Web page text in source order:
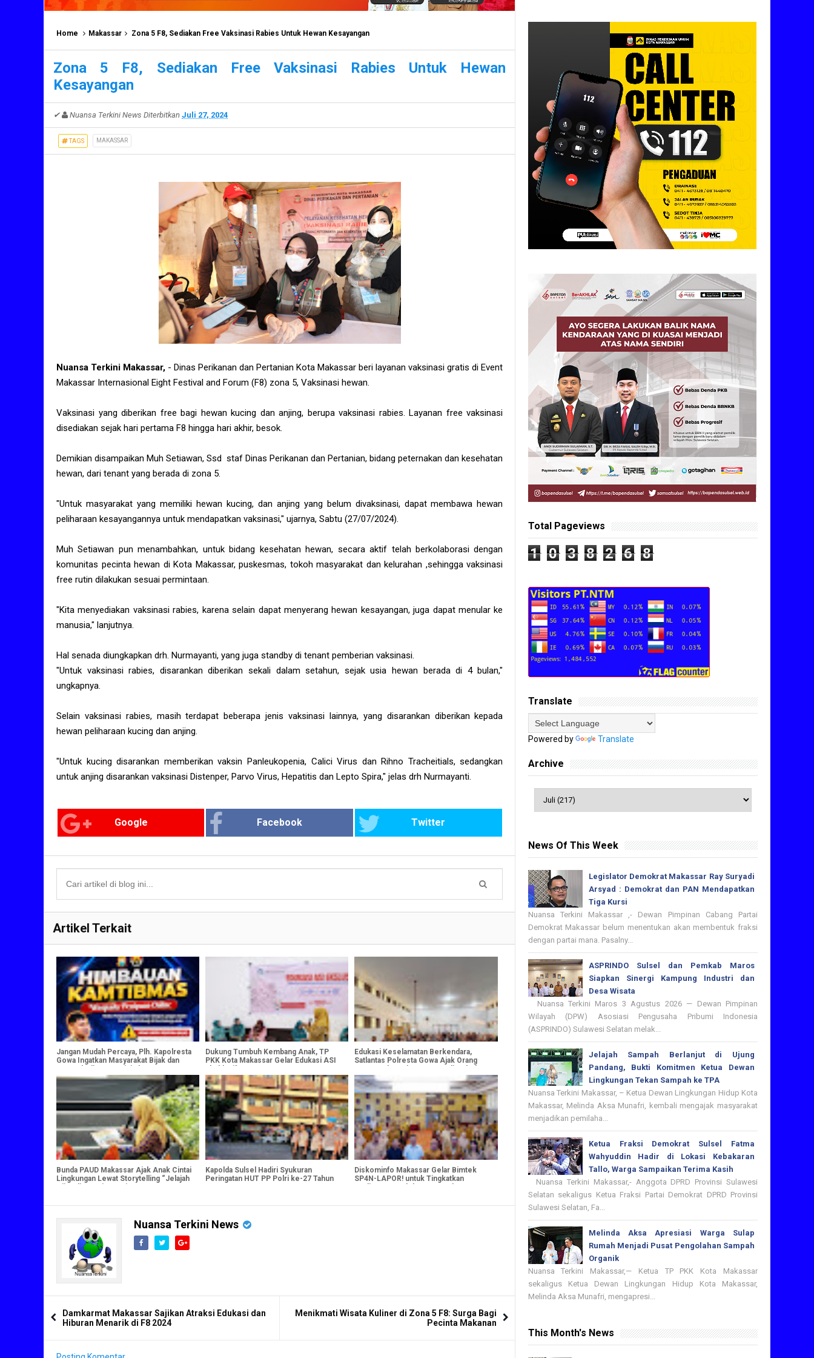
Home Makassar Zona 5 F8, Sediakan Free Vaksinasi Rabies Untuk Hewan Kesayangan
Zona 5 F8, Sediakan Free Vaksinasi Rabies Untuk Hewan
Kesayangan
✔ Nuansa Terkini News Diterbitkan Juli 27, 2024
TAGS MAKASSAR
Nuansa Terkini Makassar, - Dinas Perikanan dan Pertanian Kota Makassar beri layanan vaksinasi gratis di Event
Makassar Internasional Eight Festival and Forum (F8) zona 5, Vaksinasi hewan.
Vaksinasi yang diberikan free bagi hewan kucing dan anjing, berupa vaksinasi rabies. Layanan free vaksinasi
disediakan sejak hari pertama F8 hingga hari akhir, besok.
Demikian disampaikan Muh Setiawan, Ssd staf Dinas Perikanan dan Pertanian, bidang peternakan dan kesehatan
hewan, dari tenant yang berada di zona 5.
"Untuk masyarakat yang memiliki hewan kucing, dan anjing yang belum divaksinasi, dapat membawa hewan
peliharaan kesayangannya untuk mendapatkan vaksinasi," ujarnya, Sabtu (27/07/2024).
Muh Setiawan pun menambahkan, untuk bidang kesehatan hewan, secara aktif telah berkolaborasi dengan
komunitas pecinta hewan di Kota Makassar, puskesmas, tokoh masyarakat dan kelurahan ,sehingga vaksinasi
free rutin dilakukan sesuai permintaan.
"Kita menyediakan vaksinasi rabies, karena selain dapat menyerang hewan kesayangan, juga dapat menular ke
manusia," lanjutnya.
Hal senada diungkapkan drh. Nurmayanti, yang juga standby di tenant pemberian vaksinasi.
"Untuk vaksinasi rabies, disarankan diberikan sekali dalam setahun, sejak usia hewan berada di 4 bulan,"
ungkapnya.
Selain vaksinasi rabies, masih terdapat beberapa jenis vaksinasi lainnya, yang disarankan diberikan kepada
hewan peliharaan kucing dan anjing.
"Untuk kucing disarankan memberikan vaksin Panleukopenia, Calici Virus dan Rihno Tracheitials, sedangkan
untuk anjing disarankan vaksinasi Distenper, Parvo Virus, Hepatitis dan Lepto Spira," jelas drh Nurmayanti.
Google Facebook Twitter
Artikel Terkait
Jangan Mudah Percaya, Plh. Kapolresta
Gowa Ingatkan Masyarakat Bijak dan
Dukung Tumbuh Kembang Anak, TP
PKK Kota Makassar Gelar Edukasi ASI
Edukasi Keselamatan Berkendara,
Satlantas Polresta Gowa Ajak Orang
Cukup Umur
Bunda PAUD Makassar Ajak Anak Cintai
Lingkungan Lewat Storytelling “Jelajah
Kapolda Sulsel Hadiri Syukuran
Peringatan HUT PP Polri ke-27 Tahun
Diskominfo Makassar Gelar Bimtek
SP4N-LAPOR! untuk Tingkatkan
Nuansa Terkini News
Damkarmat Makassar Sajikan Atraksi Edukasi dan
Hiburan Menarik di F8 2024
Menikmati Wisata Kuliner di Zona 5 F8: Surga Bagi
Pecinta Makanan
Total Pageviews
1 0 3 8 2 6 8
Translate
Powered by Translate
Archive
News Of This Week
Legislator Demokrat Makassar Ray Suryadi
Arsyad : Demokrat dan PAN Mendapatkan
Tiga Kursi
Nuansa Terkini Makassar ,- Dewan Pimpinan Cabang Partai
Demokrat Makassar belum menentukan akan membentuk fraksi
dengan partai mana. Pasalny...
ASPRINDO Sulsel dan Pemkab Maros
Siapkan Sinergi Kampung Industri dan
Desa Wisata
Nuansa Terkini Maros 3 Agustus 2026 — Dewan Pimpinan
Wilayah (DPW) Asosiasi Pengusaha Pribumi Indonesia
(ASPRINDO) Sulawesi Selatan melak...
Jelajah Sampah Berlanjut di Ujung
Pandang, Bukti Komitmen Ketua Dewan
Lingkungan Tekan Sampah ke TPA
Nuansa Terkini Makassar, – Ketua Dewan Lingkungan Hidup Kota
Makassar, Melinda Aksa Munafri, kembali mengajak masyarakat
menjadikan pemilaha...
Ketua Fraksi Demokrat Sulsel Fatma
Wahyuddin Hadir di Lokasi Kebakaran
Tallo, Warga Sampaikan Terima Kasih
Nuansa Terkini Makassar,- Anggota DPRD Provinsi Sulawesi
Selatan sekaligus Ketua Fraksi Partai Demokrat DPRD Provinsi
Sulawesi Selatan, Fa...
Melinda Aksa Apresiasi Warga Sulap
Rumah Menjadi Pusat Pengolahan Sampah
Organik
Nuansa Terkini Makassar,— Ketua TP PKK Kota Makassar
sekaligus Ketua Dewan Lingkungan Hidup Kota Makassar,
Melinda Aksa Munafri, mengapresi...
This Month's News